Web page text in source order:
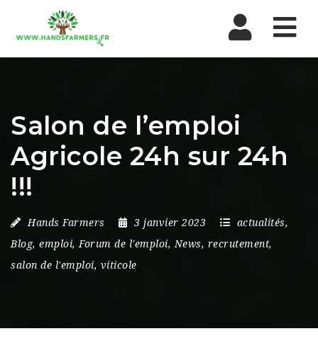
Salon de l’emploi
Agricole 24h sur 24h
!!!
Hands Farmers 3 janvier 2023 actualités,
Blog, emploi, Forum de l'emploi, News, recrutement,
salon de l'emploi, viticole